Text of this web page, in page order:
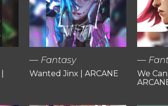
Fantasy
Wanted Jinx | ARCANE
We